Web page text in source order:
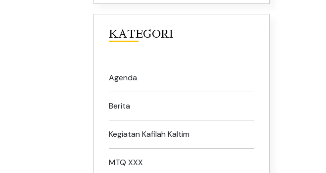
KATEGORI
Agenda
Berita
Kegiatan Kafilah Kaltim
MTQ XXX